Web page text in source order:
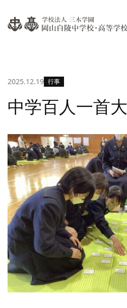
進路の行事
学校生活
部活動
海外研修
生徒の活躍
修学旅行だより
そ
況
2025.12.19 行事
中学百人一首